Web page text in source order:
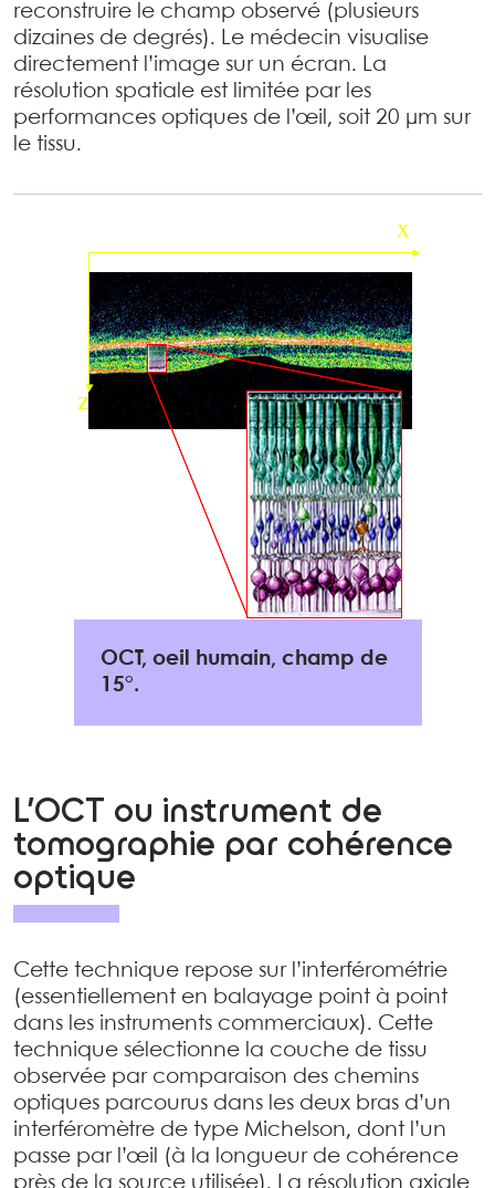
reconstruire le champ observé (plusieurs
dizaines de degrés). Le médecin visualise
directement l’image sur un écran. La
résolution spatiale est limitée par les
performances optiques de l’œil, soit 20 µm sur
le tissu.
OCT, oeil humain, champ de
15°.
L’OCT ou instrument de
tomographie par cohérence
optique
Cette technique repose sur l’interférométrie
(essentiellement en balayage point à point
dans les instruments commerciaux). Cette
technique sélectionne la couche de tissu
observée par comparaison des chemins
optiques parcourus dans les deux bras d’un
interféromètre de type Michelson, dont l’un
passe par l’œil (à la longueur de cohérence
près de la source utilisée). La résolution axiale